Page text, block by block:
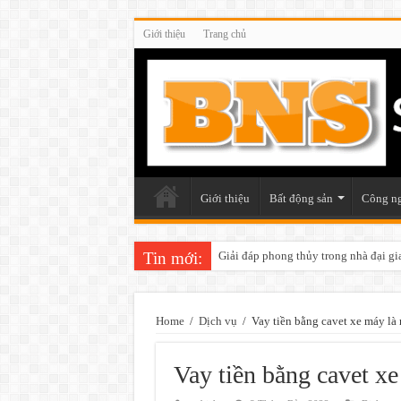
Giới thiệu Trang chủ
Giới thiệu Bất động sản Công
Tin mới: Giải đáp phong thủy trong nhà đại
Những điều cần chú ý khi trang trí
Home / Dịch vụ / Vay tiền bằng cavet xe máy là
Vay tiền bằng cavet